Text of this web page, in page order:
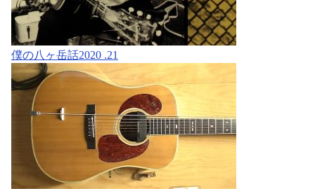
僕の八ヶ岳話2020 .21